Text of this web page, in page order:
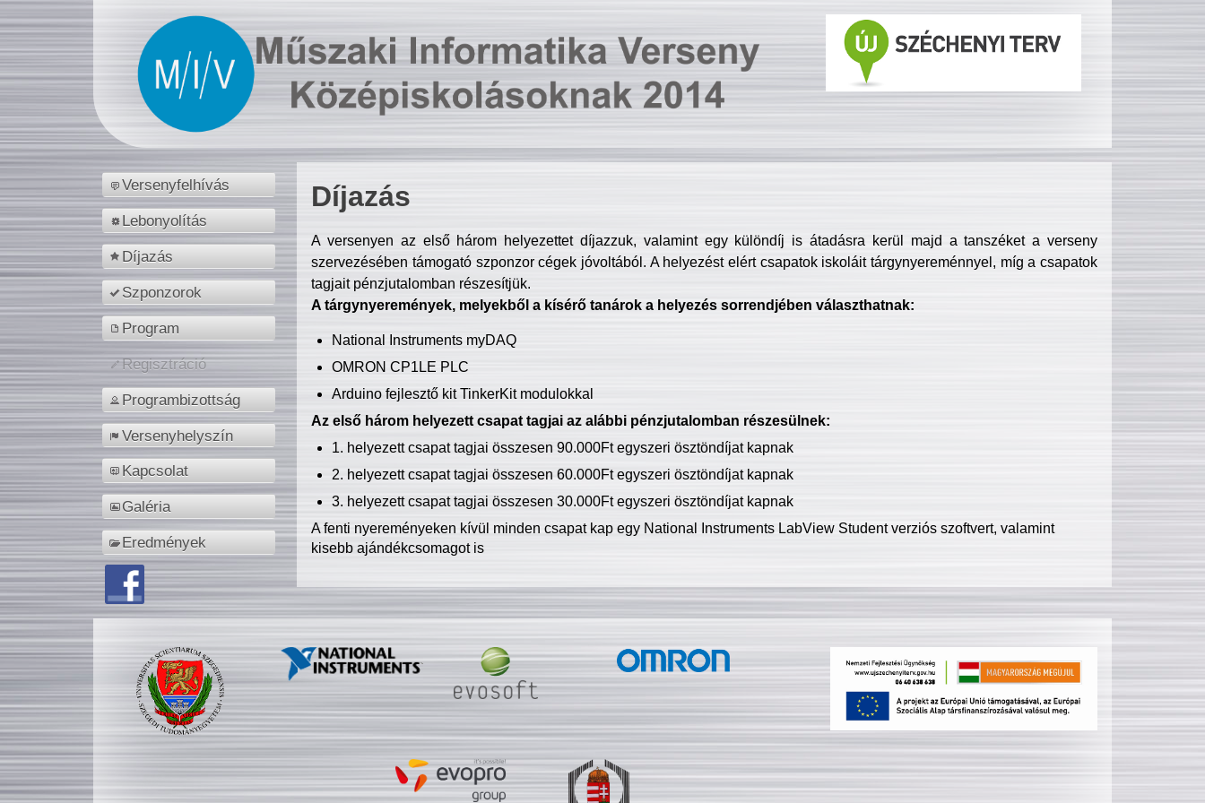
Versenyfelhívás
Lebonyolítás
Díjazás
Szponzorok
Program
Regisztráció
Programbizottság
Versenyhelyszín
Kapcsolat
Galéria
Eredmények
Díjazás
A versenyen az első három helyezettet díjazzuk, valamint egy különdíj is átadásra kerül majd a tanszéket a verseny
szervezésében támogató szponzor cégek jóvoltából. A helyezést elért csapatok iskoláit tárgynyereménnyel, míg a csapatok
tagjait pénzjutalomban részesítjük.
A tárgynyeremények, melyekből a kísérő tanárok a helyezés sorrendjében választhatnak:
National Instruments myDAQ
OMRON CP1LE PLC
Arduino fejlesztő kit TinkerKit modulokkal
Az első három helyezett csapat tagjai az alábbi pénzjutalomban részesülnek:
1. helyezett csapat tagjai összesen 90.000Ft egyszeri ösztöndíjat kapnak
2. helyezett csapat tagjai összesen 60.000Ft egyszeri ösztöndíjat kapnak
3. helyezett csapat tagjai összesen 30.000Ft egyszeri ösztöndíjat kapnak
A fenti nyereményeken kívül minden csapat kap egy National Instruments LabView Student verziós szoftvert, valamint
kisebb ajándékcsomagot is